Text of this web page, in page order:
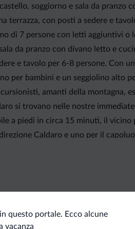
soggiorno e sala da pranzo
terrazza, con posti a sedere e
di 7 persone con letti aggiuntivi o
da pranzo con divano letto e
e tavolo per 6-8 persone. Con
per bambini e un seggiolino alto
amanti della montagna,
si trovano nelle nostre
a piedi in circa 15 minuti, il vicino
Caldaro e uno per il
la città è situata in posizione
del lago, nonché i due
questo portale. Ecco alcune
vacanza